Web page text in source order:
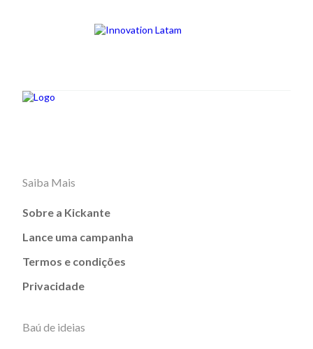
Saiba Mais
Sobre a Kickante
Lance uma campanha
Termos e condições
Privacidade
Baú de ideias